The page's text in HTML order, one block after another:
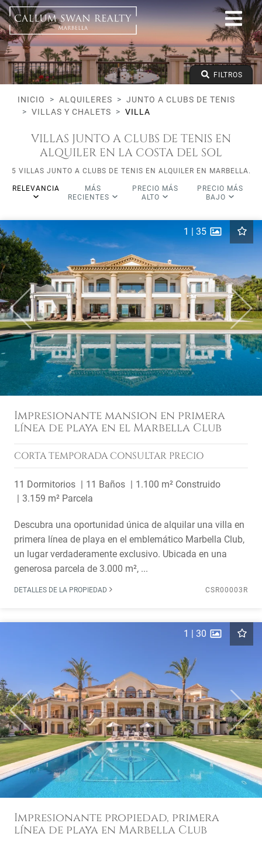
Junto a clubs de tenis
Todo Marbella
Todas las subareas
Todos los tipos
Precio desde
Precio hasta
Dormitorios mínimos FILTROS
INICIO ALQUILERES
JUNTO A CLUBS DE TENIS
VILLAS Y CHALETS
VILLA
VILLAS JUNTO A CLUBS DE TENIS EN
ALQUILER EN LA COSTA DEL SOL
5 VILLAS JUNTO A CLUBS DE TENIS EN ALQUILER EN MARBELLA.
RELEVANCIA
MÁS
RECIENTES
PRECIO MÁS
ALTO
PRECIO MÁS
BAJO
Previous Next
1 | 35
Impresionante mansion en primera
línea de playa en el Marbella Club
CORTA TEMPORADA CONSULTAR PRECIO
11 Dormitorios 11 Baños
1.100 m² Construido
3.159 m² Parcela
Descubra una oportunidad única de alquilar una villa en
primera línea de playa en el emblemático Marbella Club,
un lugar verdaderamente exclusivo. Ubicada en una
generosa parcela de 3.000 m², ...
DETALLES DE LA PROPIEDAD CSR00003R
Previous Next
1 | 30
Impresionante propiedad, primera
línea de playa en Marbella Club